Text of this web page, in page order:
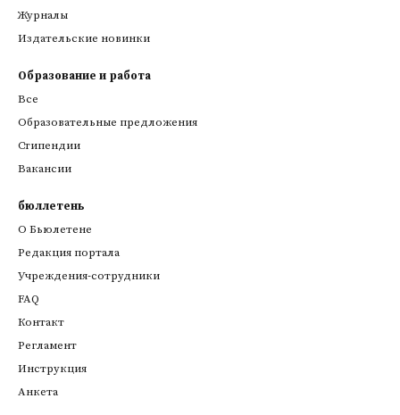
Журналы
Издательские новинки
Образование и работа
Все
Образовательные предложения
Стипендии
Вакансии
бюллетень
О Бьюлетене
Редакция портала
Учреждения-сотрудники
FAQ
Контакт
Регламент
Инструкция
Анкета